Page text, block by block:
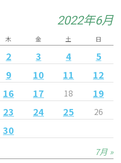
2022年6月
木 金 土 日
2 3 4
5
9 10 11 12
16 17 18 19
23 24 25 26
30
7月 »